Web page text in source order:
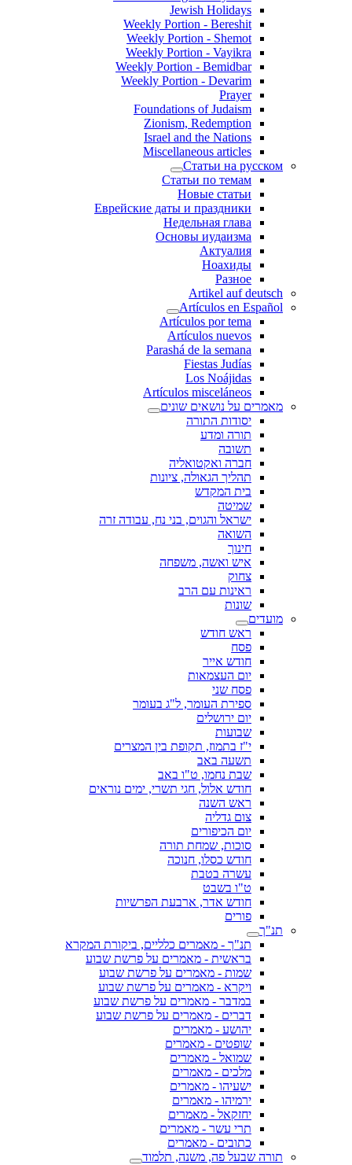
Jewish Holidays
Weekly Portion - Bereshit
Weekly Portion - Shemot
Weekly Portion - Vayikra
Weekly Portion - Bemidbar
Weekly Portion - Devarim
Prayer
Foundations of Judaism
Zionism, Redemption
Israel and the Nations
Miscellaneous articles
Статьи на русском
Статьи по темам
Новые статьи
Еврейские даты и праздники
Недельная глава
Основы иудаизма
Актуалия
Ноахиды
Разное
Artikel auf deutsch
Artículos en Español
Artículos por tema
Artículos nuevos
Parashá de la semana
Fiestas Judías
Los Noájidas
Artículos misceláneos
מאמרים על נושאים שונים
יסודות התורה
תורה ומדע
תשובה
חברה ואקטואליה
תהליך הגאולה, ציונות
בית המקדש
שמיטה
ישראל והגוים, בני נח, עבודה זרה
השואה
חינוך
איש ואשה, משפחה
צחוק
ראינות עם הרב
שונות
מועדים
ראש חודש
פסח
חודש אייר
יום העצמאות
פסח שני
ספירת העומר, ל"ג בעומר
יום ירושלים
שבועות
י"ז בתמוז, תקופת בין המצרים
תשעה באב
שבת נחמו, ט"ו באב
חודש אלול, חגי תשרי, ימים נוראים
ראש השנה
צום גדליה
יום הכיפורים
סוכות, שמחת תורה
חודש כסלו, חנוכה
עשרה בטבת
ט"ו בשבט
חודש אדר, ארבעת הפרשיות
פורים
תנ"ך
תנ"ך - מאמרים כלליים, ביקורת המקרא
בראשית - מאמרים על פרשת שבוע
שמות - מאמרים על פרשת שבוע
ויקרא - מאמרים על פרשת שבוע
במדבר - מאמרים על פרשת שבוע
דברים - מאמרים על פרשת שבוע
יהושע - מאמרים
שופטים - מאמרים
שמואל - מאמרים
מלכים - מאמרים
ישעיהו - מאמרים
ירמיהו - מאמרים
יחזקאל - מאמרים
תרי עשר - מאמרים
כתובים - מאמרים
תורה שבעל פה, משנה, תלמוד